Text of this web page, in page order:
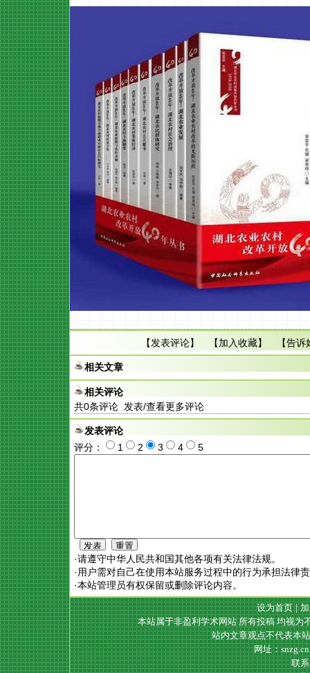
【发表评论】 【加入收藏】 【告诉
相关文章
相关评论
共0条评论 发表/查看更多评论
发表评论
评分：
1 2 3 4 5
·请遵守中华人民共和国其他各项有关法律法规。
·用户需对自己在使用本站服务过程中的行为承担法律
·本站管理员有权保留或删除评论内容。
设为首页|
本站属于非盈利学术网站 所有投稿 均视为
站内文章观点不代表本
网址：
联